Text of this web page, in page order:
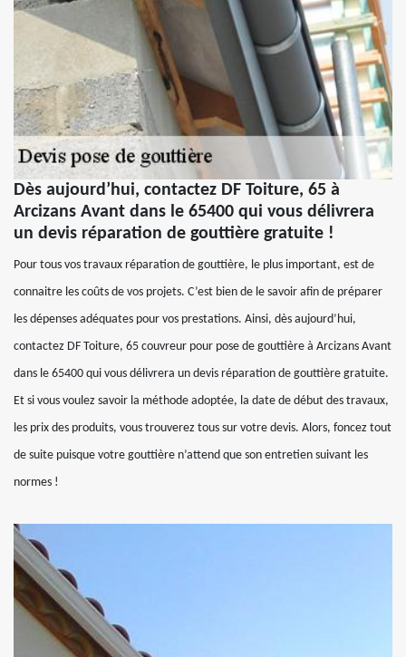
Dès aujourd’hui, contactez DF Toiture, 65 à
Arcizans Avant dans le 65400 qui vous délivrera
un devis réparation de gouttière gratuite !
Pour tous vos travaux réparation de gouttière, le plus important, est de
connaitre les coûts de vos projets. C’est bien de le savoir afin de préparer
les dépenses adéquates pour vos prestations. Ainsi, dès aujourd’hui,
contactez DF Toiture, 65 couvreur pour pose de gouttière à Arcizans Avant
dans le 65400 qui vous délivrera un devis réparation de gouttière gratuite.
Et si vous voulez savoir la méthode adoptée, la date de début des travaux,
les prix des produits, vous trouverez tous sur votre devis. Alors, foncez tout
de suite puisque votre gouttière n’attend que son entretien suivant les
normes !